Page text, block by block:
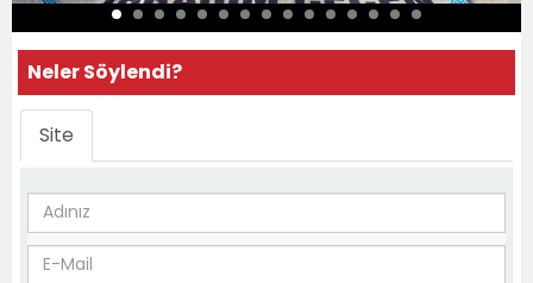
Neler Söylendi?
Site